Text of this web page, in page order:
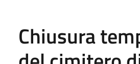
Chiusura